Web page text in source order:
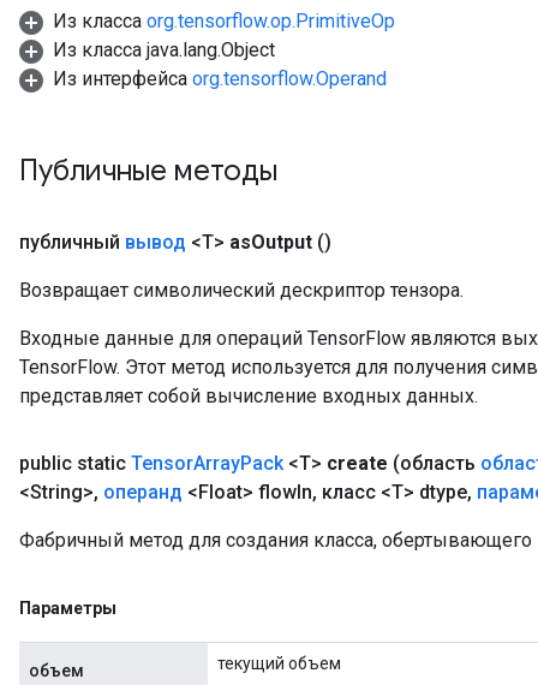
Из класса org.tensorflow.op.PrimitiveOp
Из класса java.lang.Object
Из интерфейса org.tensorflow.Operand
Публичные методы
публичный вывод <T> asOutput ()
Возвращает символический дескриптор тензора.
Входные данные для операций TensorFlow являются
TensorFlow. Этот метод используется для получения
представляет собой вычисление входных данных.
public static TensorArrayPack<T> create (область
<String>, операнд <Float> flowIn, класс <T> dtype,
Фабричный метод для создания класса,
Параметры
объем текущий объем